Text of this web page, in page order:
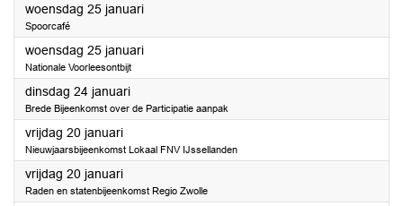
woensdag 25 januari2023
Spoorcafé
woensdag 25 januari2023
Nationale Voorleesontbijt
dinsdag 24 januari2023
Brede Bijeenkomst over de Participatie aanpak
vrijdag 20 januari2023
Nieuwjaarsbijeenkomst Lokaal FNV IJssellanden
vrijdag 20 januari2023
Raden en statenbijeenkomst Regio Zwolle